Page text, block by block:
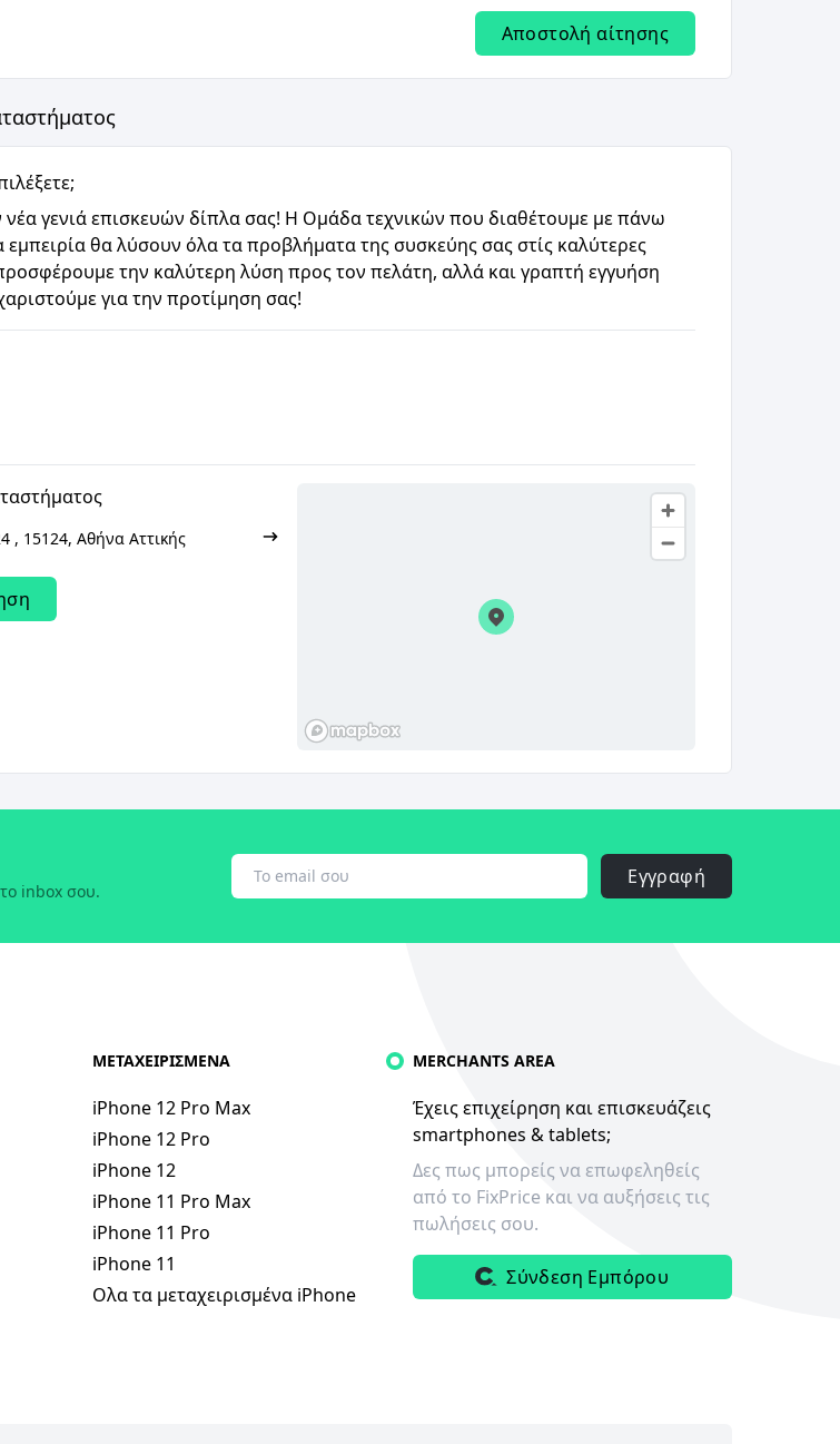
Αποστολή αίτησης
γενιά επισκευών δίπλα σας! Η Ομάδα τεχνικών που διαθέτουμε με πάνω
εμπειρία θα λύσουν όλα τα προβλήματα της συσκεύης σας στίς καλύτερες
την καλύτερη λύση προς τον πελάτη, αλλά και γραπτή εγγυήση
για την προτίμηση σας!
, 15124, Αθήνα Αττικής
inbox σου.
Εγγραφή
ΜΕΤΑΧΕΙΡΙΣΜΕΝΑ
iPhone 12 Pro Max
iPhone 12 Pro
iPhone 12
iPhone 11 Pro Max
iPhone 11 Pro
iPhone 11
Ολα τα μεταχειρισμένα iPhone
MERCHANTS AREA
Έχεις επιχείρηση και επισκευάζεις
smartphones & tablets;
Δες πως μπορείς να επωφεληθείς
από το FixPrice και να αυξήσεις τις
πωλήσεις σου.
Σύνδεση Εμπόρου